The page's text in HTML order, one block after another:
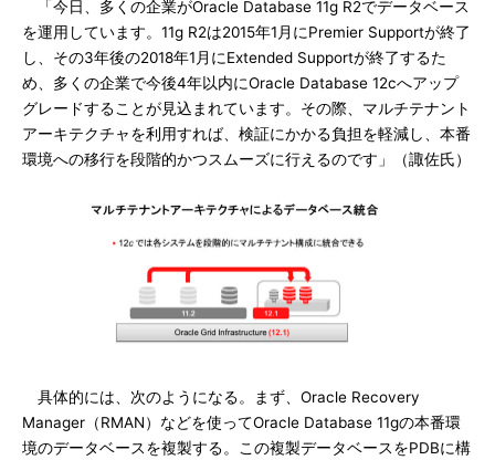
「今日、多くの企業がOracle Database 11g R2でデータベース
を運用しています。11g R2は2015年1月にPremier Supportが終了
し、その3年後の2018年1月にExtended Supportが終了するた
め、多くの企業で今後4年以内にOracle Database 12cへアップ
グレードすることが見込まれています。その際、マルチテナント
アーキテクチャを利用すれば、検証にかかる負担を軽減し、本番
環境への移行を段階的かつスムーズに行えるのです」（諏佐氏）
具体的には、次のようになる。まず、Oracle Recovery
Manager（RMAN）などを使ってOracle Database 11gの本番環
境のデータベースを複製する。この複製データベースをPDBに構